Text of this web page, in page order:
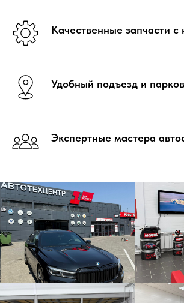
Качественные запчасти с
Удобный подъезд и
Экспертные мастера